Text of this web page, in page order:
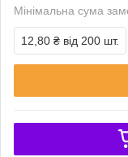
Мінімальна сума
12,80 ₴ від 200 шт.